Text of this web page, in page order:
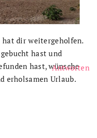
dir weitergeholfen.
hast und
hast, wünsche
erholsamen Urlaub.
Antworten